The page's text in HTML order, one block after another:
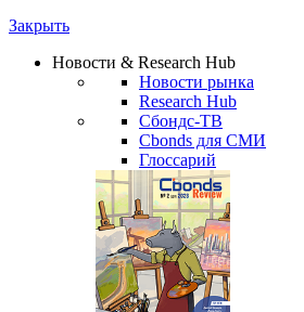
Закрыть
Новости & Research Hub
Новости рынка
Research Hub
Сбондс-ТВ
Cbonds для СМИ
Глоссарий